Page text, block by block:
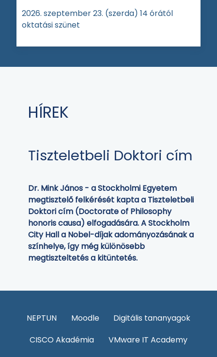
2026. szeptember 23. (szerda) 14 órától
oktatási szünet
HÍREK
Tiszteletbeli Doktori cím
Dr. Mink János - a Stockholmi Egyetem
megtisztelő felkérését kapta a Tiszteletbeli
Doktori cím (Doctorate of Philosophy
honoris causa) elfogadására. A Stockholm
City Hall a Nobel-díjak adományozásának a
színhelye, így még különösebb
megtiszteltetés a kitüntetés.
NEPTUN Moodle
Digitális tananyagok
CISCO Akadémia
VMware IT Academy